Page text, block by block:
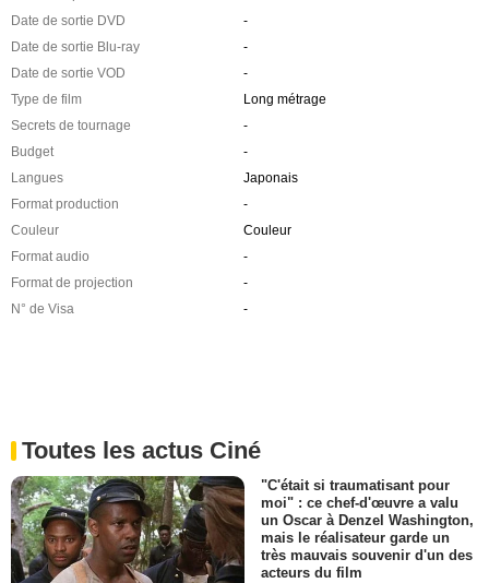
Date de sortie DVD
-
Date de sortie Blu-ray
-
Date de sortie VOD
-
Type de film
Long métrage
Secrets de tournage
-
Budget
-
Langues
Japonais
Format production
-
Couleur
Couleur
Format audio
-
Format de projection
-
N° de Visa
-
Toutes les actus Ciné
"C'était si traumatisant pour
moi" : ce chef-d'œuvre a valu
un Oscar à Denzel Washington,
mais le réalisateur garde un
très mauvais souvenir d'un des
acteurs du film